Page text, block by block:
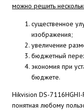
можно решить
существенное
изображения;
увеличение
бюджетный
экономия при
бюджете.
Hikvision DS-
понятная любому